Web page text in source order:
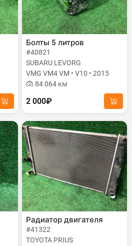
Болты 5 литров
#40821
SUBARU LEVORG
VMG VM4 VM • V10 • 2015
84 064 км
2 000₽
Радиатор двигателя
#41322
TOYOTA PRIUS